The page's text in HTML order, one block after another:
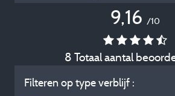
9,16 /10
8 Totaal aantal
Filteren op type verblijf :